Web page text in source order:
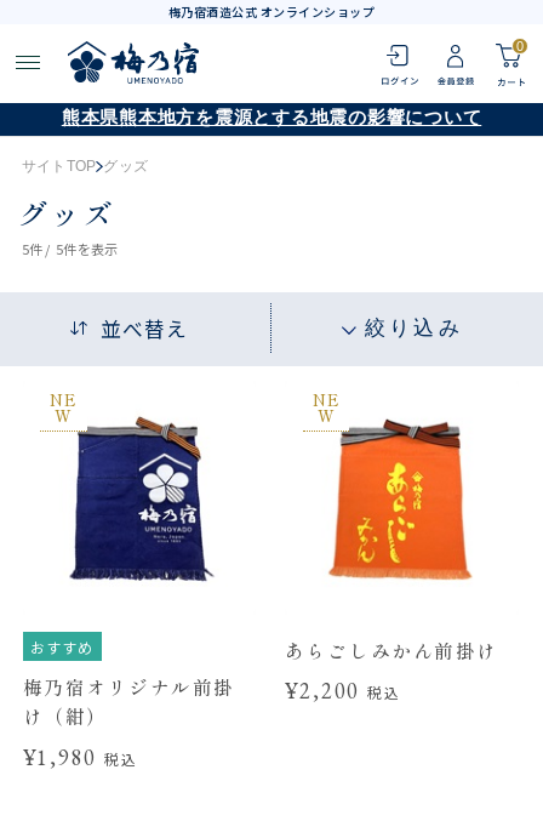
梅乃宿酒造公式 オンラインショップ
0
熊本県熊本地方を震源とする地震の影響について
サイトTOP グッズ
グッズ
5件 / 5件を表示
並べ替え 絞り込み
NE
W
おすすめ
梅乃宿オリジナル前掛
け（紺）
¥1,980税込
NE
W
あらごしみかん前掛け
¥2,200 税込